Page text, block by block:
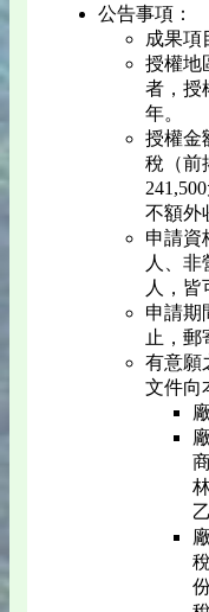
公告事項：
成果項
授權地
者，授
年。
授權金
稅（前
不額外
申請資
人、非
人，皆
申請期
止，郵
有意願
文件向